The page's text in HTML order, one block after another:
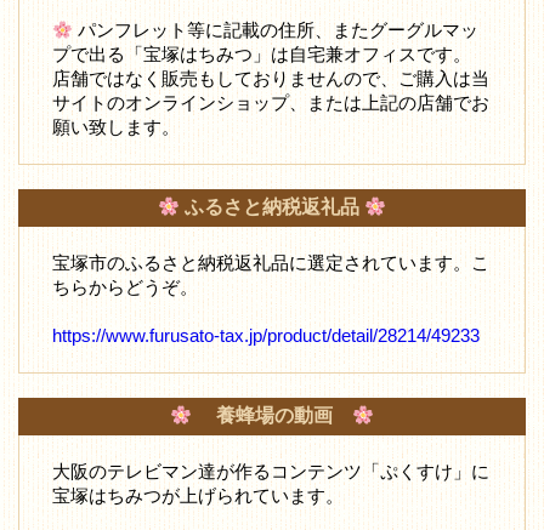
パンフレット等に記載の住所、またグーグルマッ
プで出る「宝塚はちみつ」は自宅兼オフィスです。
店舗ではなく販売もしておりませんので、ご購入は当
サイトのオンラインショップ、または上記の店舗でお
願い致します。
ふるさと納税返礼品
宝塚市のふるさと納税返礼品に選定されています。こ
ちらからどうぞ。
https://www.furusato-tax.jp/product/detail/28214/49233
養蜂場の動画
大阪のテレビマン達が作るコンテンツ「ぷくすけ」に
宝塚はちみつが上げられています。